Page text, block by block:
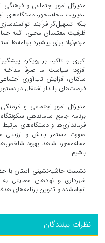
مدیرکل امور اجتماعی و فرهنگی
مدیریت محله‌محور، دستگاه‌های
بلکه تسهیل‌گر فرآیند
ظرفیت معتمدان محلی، ائمه
مردم‌نهاد برای پیشبرد برنامه‌ها
اکبری با تأکید بر رویکرد
افزود: سیاست ما صرفاً مداخله
ساکنان، افزایش تاب‌آوری
فرصت‌های پایدار اشتغال در دستور
مدیرکل امور اجتماعی و
برنامه جامع ساماندهی
فرمانداری‌ها و دستگاه‌های
صورت مستمر پایش و ارزیابی
محله‌محور، شاهد بهبود
باشیم.
نشست حاشیه‌نشینی استان با
شهرداری‌ و نهادهای حمایتی به
انجام‌شده و تدوین برنامه‌های
نظرات بینندگان